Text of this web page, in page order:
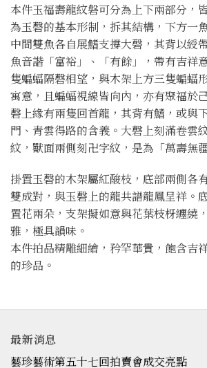
本件玉福壽龍紋磐可分為上下兩部分，
為玉磬的基本形制，拆其結構，下方一
中間雙魚各自展鰭支撐大磬，其背以綬
魚音諧「富裕」、「有餘」，帶有吉祥
隻蝙蝠隔磬相望，與木架上方三隻蝙蝠
寓意，且蝙蝠視線皆向內，亦有聚福於
磬上緣有兩隻回首龍，其背有鰭，或與
門、青雲得路的含義。大磬上刻滿卷雲
紋，獸面兩側刻卍字紋，是為「萬壽無
掛置玉磬的木架屬紅酸枝，底部兩側各
雙成對，與玉磬上的龍共譜龍鳳呈祥。
置花兩朵，支架擬如意與花葉枝枒纏繞
雅，極具韻味。
本件拍品精雕細繪，矜罕華貴，飽含吉
的珍品。
最新消息
藝珍藝術第五十七回拍賣會成交亮點